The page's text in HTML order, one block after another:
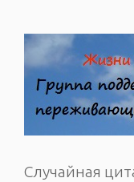
Случайная